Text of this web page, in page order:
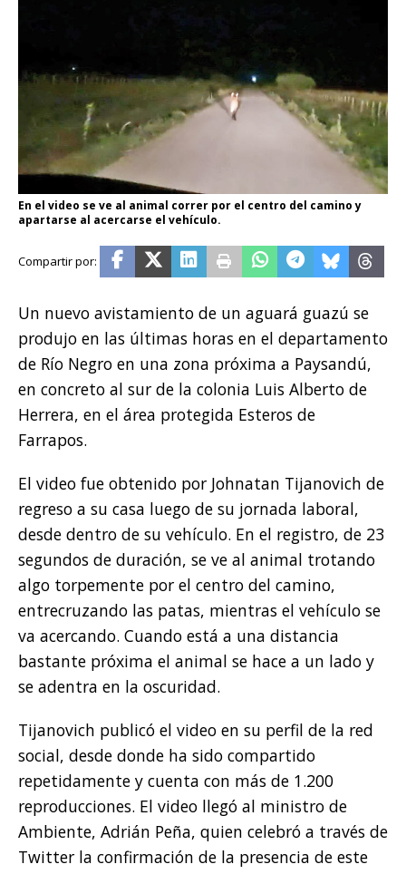
En el video se ve al animal correr por el centro del camino y
apartarse al acercarse el vehículo.
Un nuevo avistamiento de un aguará guazú se
produjo en las últimas horas en el departamento
de Río Negro en una zona próxima a Paysandú,
en concreto al sur de la colonia Luis Alberto de
Herrera, en el área protegida Esteros de
Farrapos.
El video fue obtenido por Johnatan Tijanovich de
regreso a su casa luego de su jornada laboral,
desde dentro de su vehículo. En el registro, de 23
segundos de duración, se ve al animal trotando
algo torpemente por el centro del camino,
entrecruzando las patas, mientras el vehículo se
va acercando. Cuando está a una distancia
bastante próxima el animal se hace a un lado y
se adentra en la oscuridad.
Tijanovich publicó el video en su perfil de la red
social, desde donde ha sido compartido
repetidamente y cuenta con más de 1.200
reproducciones. El video llegó al ministro de
Ambiente, Adrián Peña, quien celebró a través de
Twitter la confirmación de la presencia de este